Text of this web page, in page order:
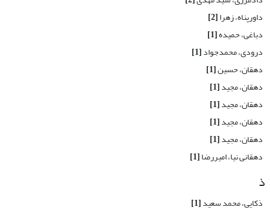
داورپناه، زهرا[2]
دباغی، حمیده[1]
درودی، محمدجواد[1]
دهقان، حسین[1]
دهقان، مجید[1]
دهقان، مجید[1]
دهقان، مجید[1]
دهقان، مجید[1]
دهقانی نیا، امیررضا[1]
ذ
ذکایی، محمد سعید[1]